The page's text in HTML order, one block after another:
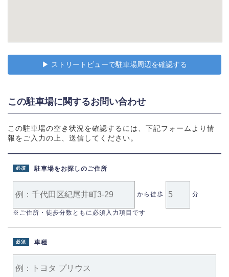
▶︎ ストリートビューで駐車場周辺を確認する
この駐車場に関するお問い合わせ
この駐車場の空き状況を確認するには、下記フォームより情
報をご入力の上、送信してください。
駐車場をお探しのご住所
必須
から徒歩 分
※ご住所・徒歩分数ともに必須入力項目です
車種
必須